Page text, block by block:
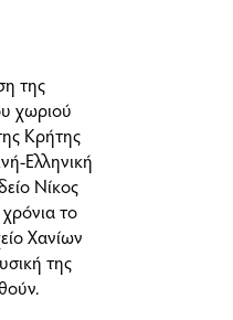
της
χωριού
Κρήτης
Ελληνική
Νίκος
το
Χανίων
της